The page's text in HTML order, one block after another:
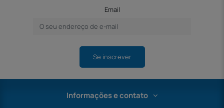
Email
Se inscrever
Informações e contato